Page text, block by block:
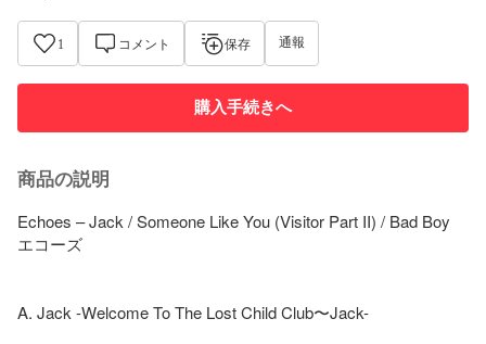
1 コメント 保存 通報
購入手続きへ
商品の説明
Echoes – Jack / Someone Like You (Visitor Part II) / Bad Boy
エコーズ
A. Jack -Welcome To The Lost Child Club〜Jack-